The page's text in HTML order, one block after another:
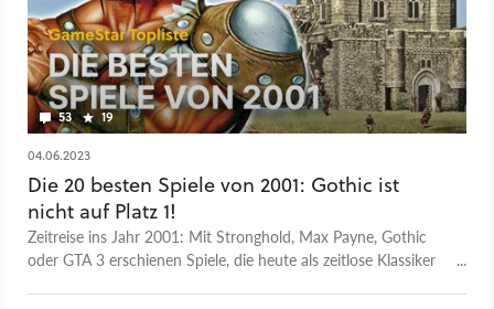
53 19
04.06.2023
Die 20 besten Spiele von 2001: Gothic ist
nicht auf Platz 1!
Zeitreise ins Jahr 2001: Mit Stronghold, Max Payne, Gothic
oder GTA 3 erschienen Spiele, die heute als zeitlose Klassiker